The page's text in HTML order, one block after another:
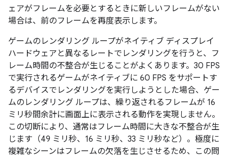
ェアがフレームを必要とするときに新しいフレームがない
場合は、前のフレームを再度表示します。
ゲームのレンダリング ループがネイティブ ディスプレイ
ハードウェアと異なるレートでレンダリングを行うと、フ
レーム時間の不整合が生じることがよくあります。30 FPS
で実行されるゲームがネイティブに 60 FPS をサポートす
るデバイスでレンダリングを実行しようとした場合、ゲー
ムのレンダリング ループは、繰り返されるフレームが 16
ミリ秒間余計に画面上に表示される動作を実現しません。
この切断により、通常はフレーム時間に大きな不整合が生
じます（49 ミリ秒、16 ミリ秒、33 ミリ秒など）。極度に
複雑なシーンはフレームの欠落を生じさせるため、この問